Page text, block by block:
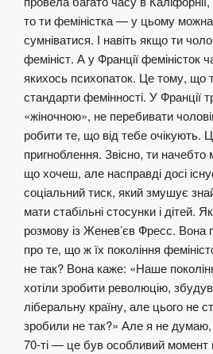
то ти феміністка — у цьому можна
сумніватися. І навіть якщо ти
фемініст. А у Франції феміністок
якихось психопаток. Це тому, що
стандарти фемінності. У Франції
«жіночною», не перебивати
робити те, що від тебе очікують.
пригноблення. Звісно, ти
що хочеш, але насправді досі
соціальний тиск, який змушує
мати стабільні стосунки і дітей.
розмову із Женев’єв Фресс. Вона
про те, що ж їх покоління
не так? Вона каже: «Наше
хотіли зробити революцію,
ліберальну країну, але цього не
зробили не так?» Але я не
70-ті — це був особливий момент